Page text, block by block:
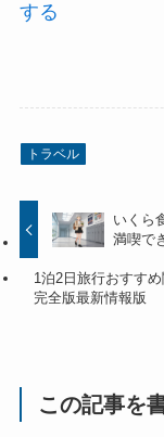
する
トラベル
いくら
満喫で
1泊2日旅行おすす
完全版最新情報版
この記事を